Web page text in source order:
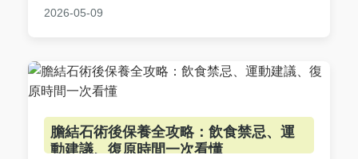
形成，改善生活品質。
2026-05-09
膽結石術後保養全攻略：飲食禁忌、運
動建議、復原時間一次看懂